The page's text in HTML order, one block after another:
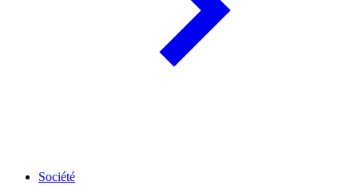
Société